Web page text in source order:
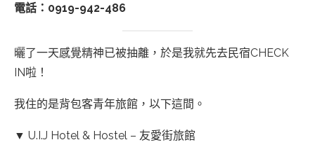
電話：0919-942-486
曬了一天感覺精神已被抽離，於是我就先去民宿CHECK
IN啦！
我住的是背包客青年旅館，以下這間。
▼ U.I.J Hotel & Hostel – 友愛街旅館